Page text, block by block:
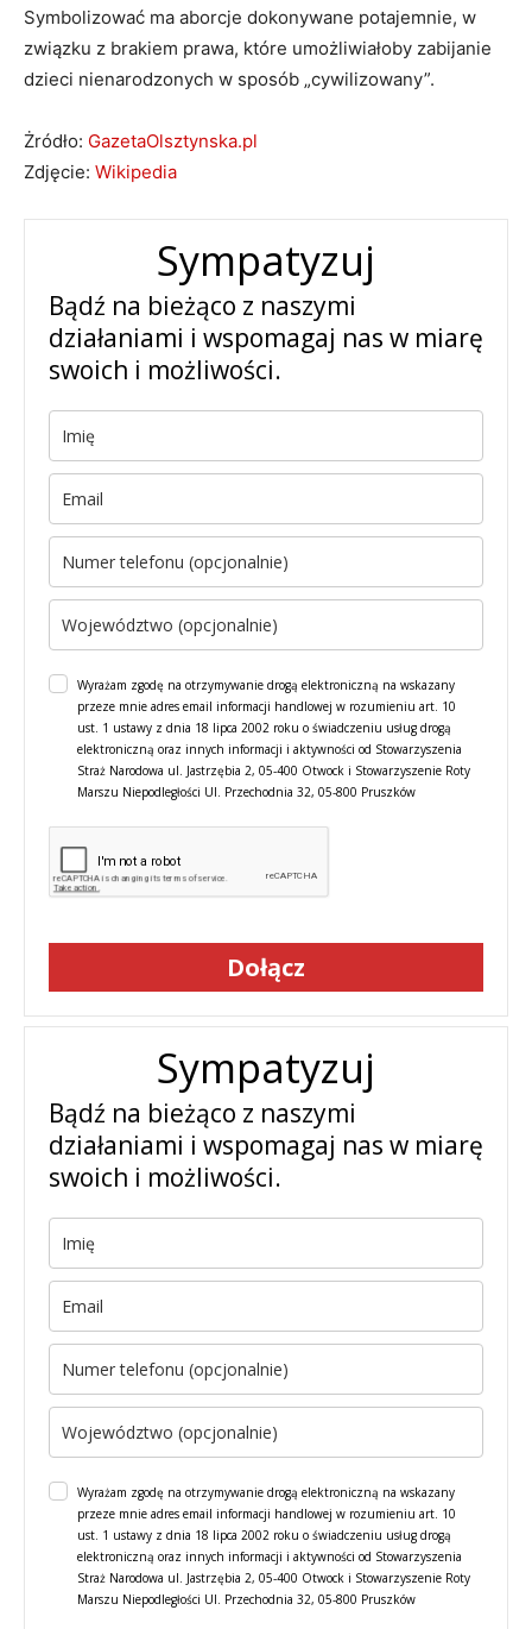
Symbolizować ma aborcje dokonywane potajemnie, w
związku z brakiem prawa, które umożliwiałoby zabijanie
dzieci nienarodzonych w sposób „cywilizowany”.
Żródło: GazetaOlsztynska.pl
Zdjęcie: Wikipedia
Sympatyzuj
Bądź na bieżąco z naszymi
działaniami i wspomagaj nas w miarę
swoich i możliwości.
Wyrażam zgodę na otrzymywanie drogą elektroniczną na wskazany
przeze mnie adres email informacji handlowej w rozumieniu art. 10
ust. 1 ustawy z dnia 18 lipca 2002 roku o świadczeniu usług drogą
elektroniczną oraz innych informacji i aktywności od Stowarzyszenia
Straż Narodowa ul. Jastrzębia 2, 05-400 Otwock i Stowarzyszenie Roty
Marszu Niepodległości Ul. Przechodnia 32, 05-800 Pruszków
Dołącz
Sympatyzuj
Bądź na bieżąco z naszymi
działaniami i wspomagaj nas w miarę
swoich i możliwości.
Wyrażam zgodę na otrzymywanie drogą elektroniczną na wskazany
przeze mnie adres email informacji handlowej w rozumieniu art. 10
ust. 1 ustawy z dnia 18 lipca 2002 roku o świadczeniu usług drogą
elektroniczną oraz innych informacji i aktywności od Stowarzyszenia
Straż Narodowa ul. Jastrzębia 2, 05-400 Otwock i Stowarzyszenie Roty
Marszu Niepodległości Ul. Przechodnia 32, 05-800 Pruszków